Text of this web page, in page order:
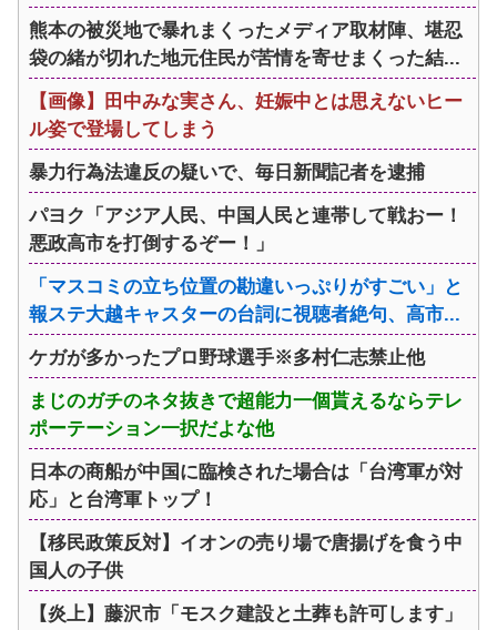
熊本の被災地で暴れまくったメディア取材陣、堪忍
袋の緒が切れた地元住民が苦情を寄せまくった結...
【画像】田中みな実さん、妊娠中とは思えないヒー
ル姿で登場してしまう
暴力行為法違反の疑いで、毎日新聞記者を逮捕
パヨク「アジア人民、中国人民と連帯して戦おー！
悪政高市を打倒するぞー！」
「マスコミの立ち位置の勘違いっぷりがすごい」と
報ステ大越キャスターの台詞に視聴者絶句、高市...
ケガが多かったプロ野球選手※多村仁志禁止他
まじのガチのネタ抜きで超能力一個貰えるならテレ
ポーテーション一択だよな他
日本の商船が中国に臨検された場合は「台湾軍が対
応」と台湾軍トップ！
【移民政策反対】イオンの売り場で唐揚げを食う中
国人の子供
【炎上】藤沢市「モスク建設と土葬も許可します」